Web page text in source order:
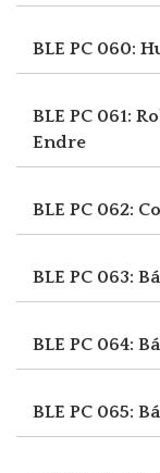
BLE PC 060:
BLE PC 061:
Endre
BLE PC 062:
BLE PC 063:
BLE PC 064:
BLE PC 065: